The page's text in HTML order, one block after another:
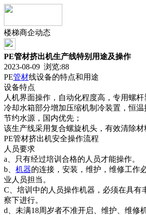
楼梯商企动态
PE管材挤出机生产线特别用途及操作
2023-08-09 浏览:88
PE管材线设备的特点和用途
设备特点
人机界面操作，自动化程度高，专用螺杆
冷却水箱部分增加压缩机制冷装置，恒温
节约水源，国内优先；
该生产线采用复合螺旋机头，有效清除材
PE管材挤出机安全操作流程
人员要求
a、只有经过培训合格的人员才能操作。
b、 机器的连接，安装，维护，维修工作
业人员担当。
C、培训中的人员操作机器，必须在具有
察下进行。
d、未满18周岁者不准开启、维护、维修机